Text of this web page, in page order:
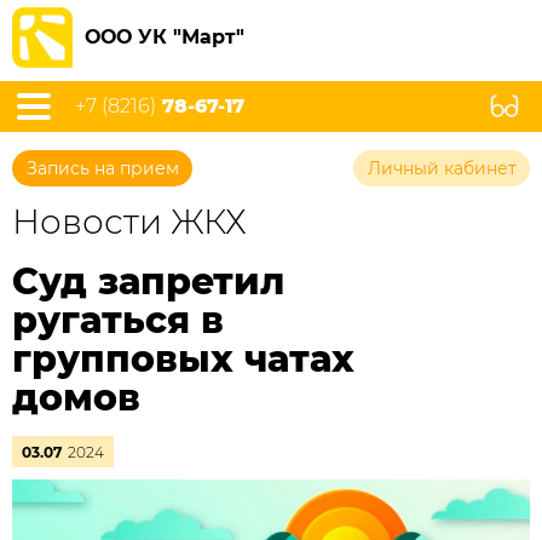
ООО УК "Март"
+7 (8216) 78-67-17
Запись на прием Личный кабинет
Новости ЖКХ
Суд запретил
ругаться в
групповых чатах
домов
03.07 2024